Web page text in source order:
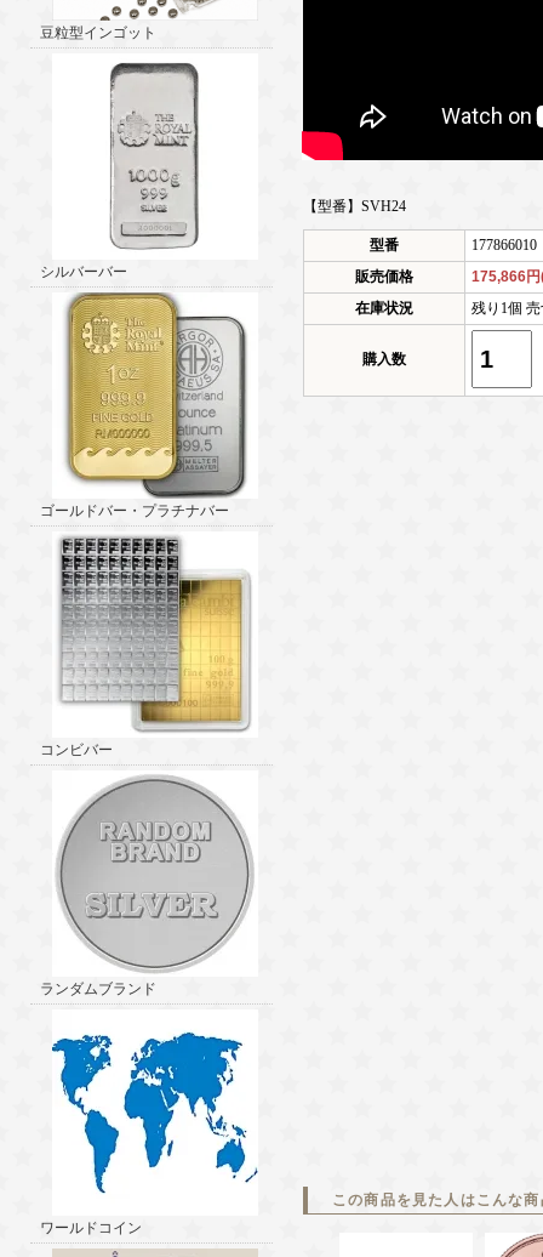
豆粒型インゴット
シルバーバー
ゴールドバー・プラチナバー
コンビバー
ランダムブランド
ワールドコイン
【型番】SVH24
型番
177866010
販売価格
175,866
在庫状況
残り1個
購入数
この商品を見た人はこんな